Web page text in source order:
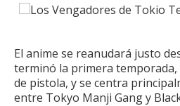
El anime se reanudará justo
terminó la primera
de pistola, y se centra
entre Tokyo Manji Gang y